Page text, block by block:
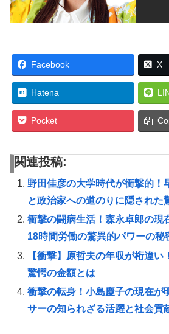
Facebook X
Hatena
Pocket
関連投稿:
野田佳彦の大学時代が衝撃的！
と政治家への道のりに隠された
衝撃の闘病生活！森永卓郎の現
18時間労働の驚異的パワーの秘
【衝撃】原哲夫の年収が桁違
驚愕の金額とは
衝撃の転身！小島慶子の現在が
サーの知られざる活躍と社会貢